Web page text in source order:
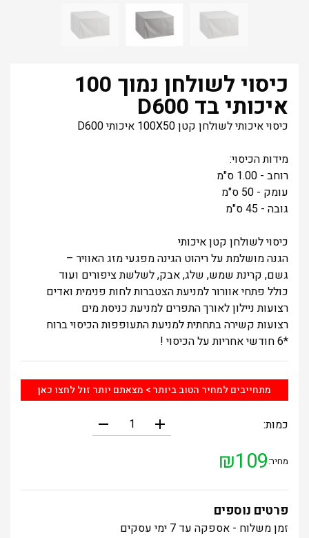
כיסוי לשולחן נמוך 100
איכותי בד D600
כיסוי איכותי לשולחן קטן100X50 איכותי D600
מידות הכיסוי:
רוחב - 1.00 ס"מ
עומק - 50 ס"מ
גובה - 45 ס"מ
כיסוי לשולחן קטן איכותי
הגנה מושלמת על ריהוט הגינה מפגעי מזג האוויר –
גשם, קרינת שמש, שלג, אבק, לשלשת ציפורים ועוד
כולל פתחי אוורור למניעת הצטברות לחות פנימית ואדים
רצועות ניילון לאורך התפרים למניעת כניסת מים
רצועות קשירה בתחתית למניעת התעופפות הכיסוי ברוח
*6 חודשי אחריות על הכיסוי !
מתחייבים למחיר הטוב ביותר > מצאתם יותר זול לחצו כאן
כמות: add
remove
מחיר: ₪109
פרטים נוספים
זמן משלוח - אספקה עד 7 ימי עסקים